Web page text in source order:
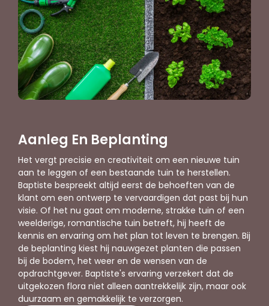
Aanleg En Beplanting
Het vergt precisie en creativiteit om een nieuwe tuin
aan te leggen of een bestaande tuin te herstellen.
Baptiste bespreekt altijd eerst de behoeften van de
klant om een ontwerp te vervaardigen dat past bij hun
visie. Of het nu gaat om moderne, strakke tuin of een
weelderige, romantische tuin betreft, hij heeft de
kennis en ervaring om het plan tot leven te brengen. Bij
de beplanting kiest hij nauwgezet planten die passen
bij de bodem, het weer en de wensen van de
opdrachtgever. Baptiste's ervaring verzekert dat de
uitgekozen flora niet alleen aantrekkelijk zijn, maar ook
duurzaam en gemakkelijk te verzorgen.